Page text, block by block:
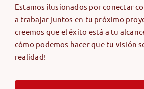
Estamos ilusionados por conectar
a trabajar juntos en tu próximo
creemos que el éxito está a tu
cómo podemos hacer que tu visión
realidad!